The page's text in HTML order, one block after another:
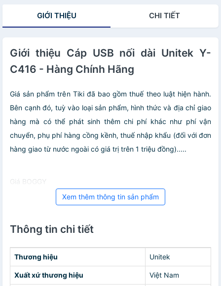
GIỚI THIỆU CHI TIẾT
Giới thiệu Cáp USB nối dài Unitek Y-
C416 - Hàng Chính Hãng
Giá sản phẩm trên Tiki đã bao gồm thuế theo luật hiện hành.
Bên cạnh đó, tuỳ vào loại sản phẩm, hình thức và địa chỉ giao
hàng mà có thể phát sinh thêm chi phí khác như phí vận
chuyển, phụ phí hàng cồng kềnh, thuế nhập khẩu (đối với đơn
hàng giao từ nước ngoài có giá trị trên 1 triệu đồng).....
Giá BOGGY
Xem thêm thông tin sản phẩm
Thông tin chi tiết
Thương hiệu Unitek
Xuất xứ thương hiệu Việt Nam